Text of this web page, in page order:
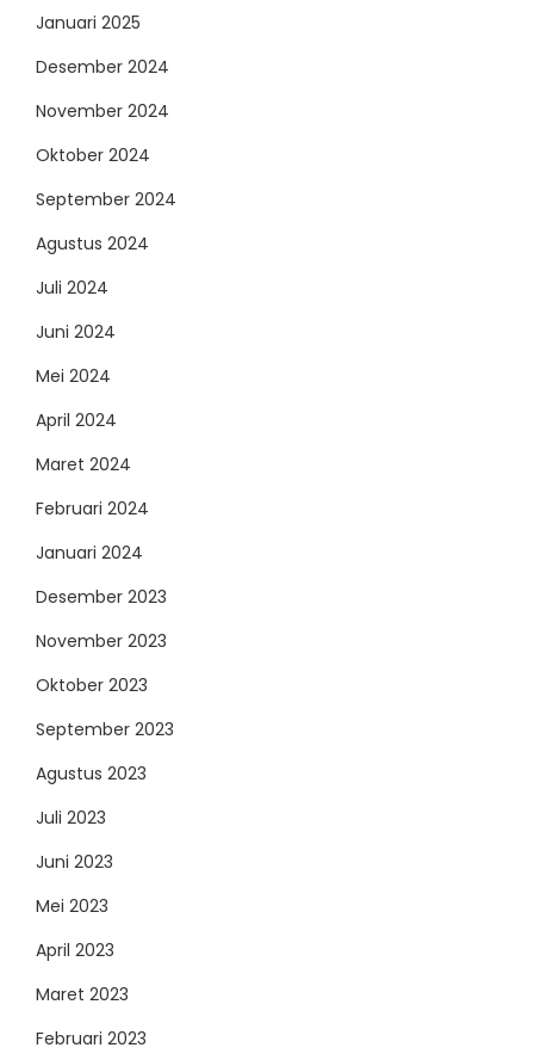
Januari 2025
Desember 2024
November 2024
Oktober 2024
September 2024
Agustus 2024
Juli 2024
Juni 2024
Mei 2024
April 2024
Maret 2024
Februari 2024
Januari 2024
Desember 2023
November 2023
Oktober 2023
September 2023
Agustus 2023
Juli 2023
Juni 2023
Mei 2023
April 2023
Maret 2023
Februari 2023